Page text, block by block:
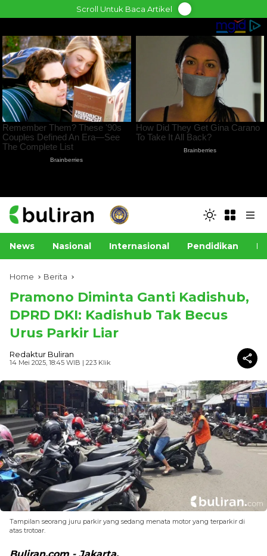
to
Scroll Untuk Baca Artikel
News Nasional Internasional Pendidikan
Home Berita
Pramono Diminta Ganti Kadishub,
DPRD DKI: Kadishub Tak Becus
Urus Parkir Liar
Redaktur Buliran
14 Mei 2025, 18:45 WIB | 223 Klik
Tampilan seorang juru parkir yang sedang menata motor yang terparkir di
atas trotoar.